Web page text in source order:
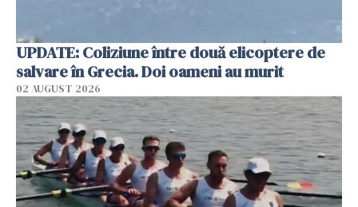
UPDATE: Coliziune între două elicoptere de
salvare în Grecia. Doi oameni au murit
02 AUGUST 2026